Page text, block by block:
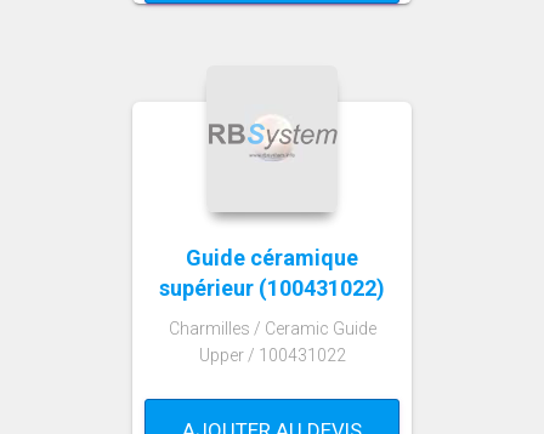
Guide céramique
supérieur (100431022)
Charmilles / Ceramic Guide
Upper / 100431022